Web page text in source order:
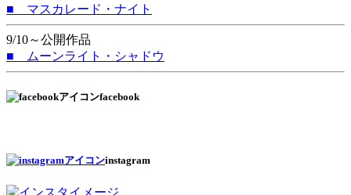
■ マスカレード・ナイト
9/10～公開作品
■ ムーンライト・シャドウ
facebook
instagram